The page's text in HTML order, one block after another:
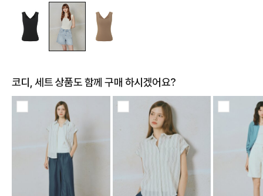
e포인트 (보유 : 0P)
바바캐시 1% 할인
배송 가능 지역
코디, 세트 상품도 함께 구매 하시겠어요?